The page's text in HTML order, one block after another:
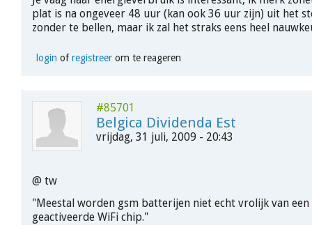
plat is na ongeveer 48 uur (kan ook 36 uur zijn) uit het
zonder te bellen, maar ik zal het straks eens heel
login ofregistreerom te reageren
#85701
Belgica Dividenda Est
vrijdag, 31 juli, 2009 - 20:43
@ tw
"Meestal worden gsm batterijen niet echt vrolijk van
geactiveerde WiFi chip."